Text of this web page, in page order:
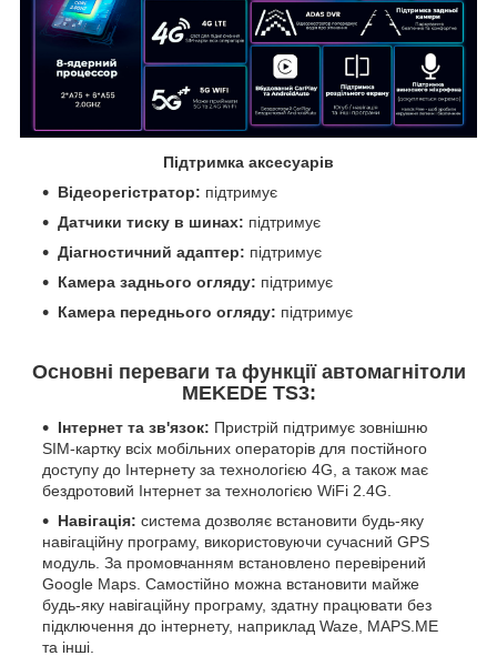
Підтримка аксесуарів
Відеорегістратор: підтримує
Датчики тиску в шинах: підтримує
Діагностичний адаптер: підтримує
Камера заднього огляду: підтримує
Камера переднього огляду: підтримує
Основні переваги та функції автомагнітоли
MEKEDE TS3:
Інтернет та зв'язок: Пристрій підтримує зовнішню
SIM-картку всіх мобільних операторів для постійного
доступу до Інтернету за технологією 4G, а також має
бездротовий Інтернет за технологією WiFi 2.4G.
Навігація: система дозволяє встановити будь-яку
навігаційну програму, використовуючи сучасний GPS
модуль. За промовчанням встановлено перевірений
Google Maps. Самостійно можна встановити майже
будь-яку навігаційну програму, здатну працювати без
підключення до інтернету, наприклад Waze, MAPS.ME
та інші.